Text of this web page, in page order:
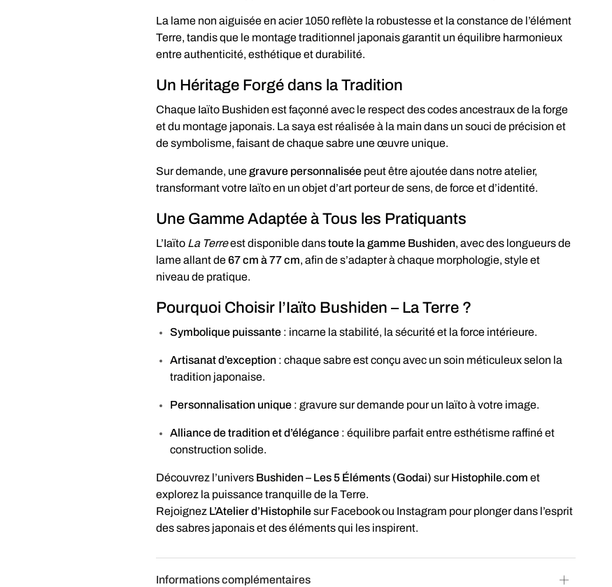
La lame non aiguisée en acier 1050 reflète la robustesse et la constance de l’élément
Terre, tandis que le montage traditionnel japonais garantit un équilibre harmonieux
entre authenticité, esthétique et durabilité.
Un Héritage Forgé dans la Tradition
Chaque Iaïto Bushiden est façonné avec le respect des codes ancestraux de la forge
et du montage japonais. La saya est réalisée à la main dans un souci de précision et
de symbolisme, faisant de chaque sabre une œuvre unique.
Sur demande, unegravure personnalisée peut être ajoutée dans notre atelier,
transformant votre Iaïto en un objet d’art porteur de sens, de force et d’identité.
Une Gamme Adaptée à Tous les Pratiquants
L’Iaïto La Terreest disponible danstoute la gamme Bushiden, avec des longueurs de
lame allant de67 cm à 77 cm, afin de s’adapter à chaque morphologie, style et
niveau de pratique.
Pourquoi Choisir l’Iaïto Bushiden – La Terre ?
Symbolique puissante : incarne la stabilité, la sécurité et la force intérieure.
Artisanat d’exception : chaque sabre est conçu avec un soin méticuleux selon la
tradition japonaise.
Personnalisation unique : gravure sur demande pour un Iaïto à votre image.
Alliance de tradition et d’élégance : équilibre parfait entre esthétisme raffiné et
construction solide.
Découvrez l’univers Bushiden – Les 5 Éléments (Godai) surHistophile.com et
explorez la puissance tranquille de la Terre.
Rejoignez L’Atelier d’Histophilesur Facebook ou Instagram pour plonger dans l’esprit
des sabres japonais et des éléments qui les inspirent.
Informations complémentaires